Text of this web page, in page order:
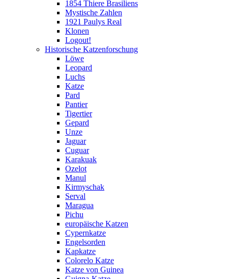
1854 Thiere Brasiliens
Mystische Zahlen
1921 Paulys Real
Klonen
Logout!
Historische Katzenforschung
Löwe
Leopard
Luchs
Katze
Pard
Pantier
Tigertier
Gepard
Unze
Jaguar
Cuguar
Karakuak
Ozelot
Manul
Kirmyschak
Serval
Maragua
Pichu
europäische Katzen
Cypernkatze
Engelsorden
Kapkatze
Colorelo Katze
Katze von Guinea